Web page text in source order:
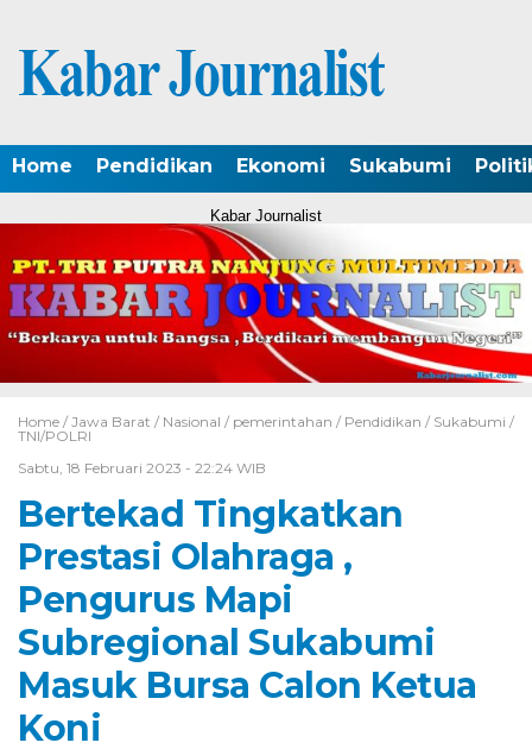
Home Pendidikan Ekonomi Sukabumi
Kabar Journalist
Home / Jawa Barat / Nasional / pemerintahan / Pendidikan / Sukabumi /
TNI/POLRI
Sabtu, 18 Februari 2023 - 22:24 WIB
Bertekad Tingkatkan
Prestasi Olahraga ,
Pengurus Mapi
Subregional Sukabumi
Masuk Bursa Calon Ketua
Koni